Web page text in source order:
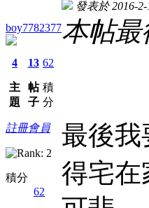
boy7782377
4
主
題
13
帖
子
62
積
分
註冊會員
積分
62
發表於 2016-
本帖最
最後我
得宅在